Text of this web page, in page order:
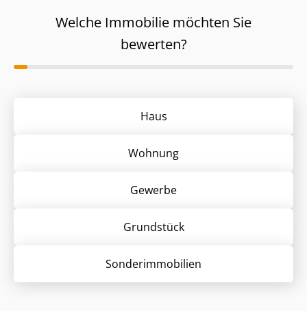
Welche Immobilie möchten Sie
bewerten?
Haus
Wohnung
Gewerbe
Grund­stück
Sonder­immobilien